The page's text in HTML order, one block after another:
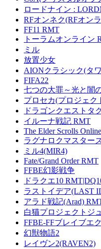
ロードナイン :
RFオンネク(RFオン
FF11 RMT
トーラムオンライン
ミル
放置少女
AIONクラシック(タ
FIFA22
七つの大罪～光と闇
プロセカ(プロジェク
ドラゴンクエストタ
イルーナ戦記 RMT
The Elder Scrolls
ラグナロクマスター
ミル4(MIR4)
Fate/Grand Order RMT
FFBE幻影戦争
ドラクエ10
ラストイデア(LAST
アラド戦記(Arad)
白猫プロジェクトジ
FFBE-FFブレイブエ
幻獣物語2
レイヴン2(RAVEN2)